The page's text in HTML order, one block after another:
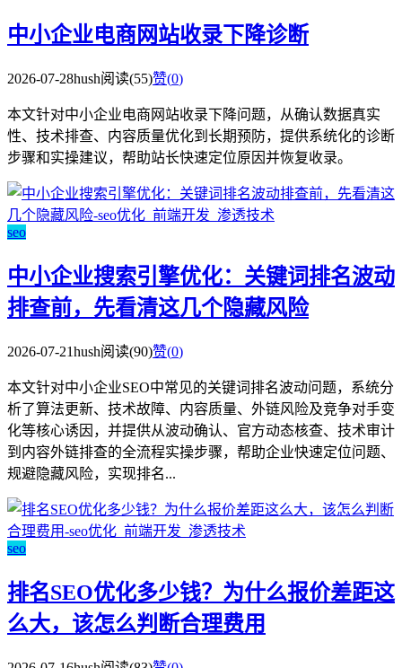
中小企业电商网站收录下降诊断
2026-07-28hush阅读(55)赞(0)
本文针对中小企业电商网站收录下降问题，从确认数据真实
性、技术排查、内容质量优化到长期预防，提供系统化的诊断
步骤和实操建议，帮助站长快速定位原因并恢复收录。
seo
中小企业搜索引擎优化：关键词排名波动
排查前，先看清这几个隐藏风险
2026-07-21hush阅读(90)赞(0)
本文针对中小企业SEO中常见的关键词排名波动问题，系统分
析了算法更新、技术故障、内容质量、外链风险及竞争对手变
化等核心诱因，并提供从波动确认、官方动态核查、技术审计
到内容外链排查的全流程实操步骤，帮助企业快速定位问题、
规避隐藏风险，实现排名...
seo
排名SEO优化多少钱？为什么报价差距这
么大，该怎么判断合理费用